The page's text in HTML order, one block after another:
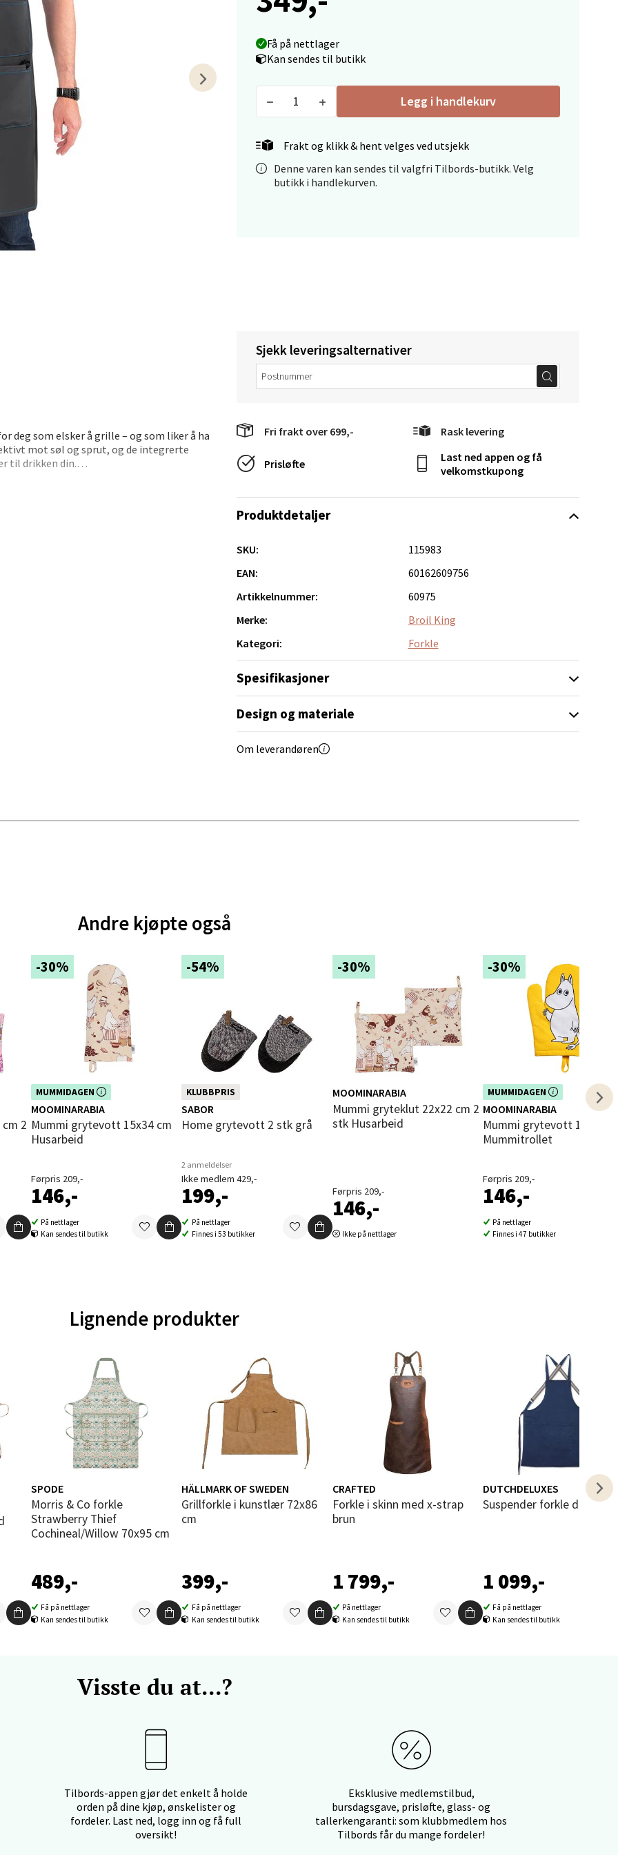
Få på nettlager
Kan sendes til butikk
Legg i handlekurv
Frakt og klikk & hent velges ved utsjekk
Denne varen kan sendes til valgfri Tilbords-butikk. Velg
butikk i handlekurven.
deg som elsker å grille – og som liker å ha
mot søl og sprut, og de integrerte
til drikken din.
og flaskeåpneren i metall er alltid klar
Sjekk leveringsalternativer
Fri frakt over 699,- Rask levering
Prisløfte
Last ned appen og få
velkomstkupong
Produktdetaljer
SKU:
115983
EAN:
60162609756
Artikkelnummer:
60975
Merke:
Broil King
Kategori:
Forkle
Spesifikasjoner
Design og materiale
Om leverandøren
Andre kjøpte også
i
-30%
MUMMIDAGEN
Dette produktet er inkludert i vår
kampanje. Benytt deg av rabatten i
dag!
MOOMINARABIA
Mummi grytevott 15x34 cm
Husarbeid
Førpris 209,-
146,-
På nettlager
Kan sendes til butikk
-54%
KLUBBPRIS
SABOR
Home grytevott 2 stk grå
2 anmeldelser
Ikke medlem 429,-
199,-
På nettlager
Finnes i 53 butikker
-30%
MOOMINARABIA
Mummi gryteklut 22x22 cm 2
stk Husarbeid
Førpris 209,-
146,-
Ikke på nettlager
-30%
MUMMIDAGEN
Dette produktet er inkludert i vår
kampanje. Benytt deg av rabatten i
dag!
MOOMINARABIA
Mummi grytevott 14x28 cm
Mummitrollet
Førpris 209,-
146,-
På nettlager
Finnes i 47 butikker
Lignende produkter
i
SPODE
Morris & Co forkle
Strawberry Thief
Cochineal/Willow 70x95 cm
489,-
Få på nettlager
Kan sendes til butikk
HÄLLMARK OF SWEDEN
Grillforkle i kunstlær 72x86
cm
399,-
Få på nettlager
Kan sendes til butikk
CRAFTED
Forkle i skinn med x-strap
brun
1 799,-
På nettlager
Kan sendes til butikk
DUTCHDELUXES
Suspender forkle dark blue
1 099,-
Få på nettlager
Kan sendes til butikk
Visste du at...?
Tilbords-appen gjør det enkelt å holde
orden på dine kjøp, ønskelister og
fordeler. Last ned, logg inn og få full
oversikt!
Eksklusive medlemstilbud,
bursdagsgave, prisløfte, glass- og
tallerkengaranti: som klubbmedlem hos
Tilbords får du mange fordeler!
Velg
- Markens
markensgate 25B, 4611 Kristiansand
10-17
- Linderud
vei 38, 0594 Oslo
10-19
Velg
og Sandnes - Thon Senter
Vel
Velg
- Thon Senter Moa
25, 6010 Ålesund
10-18
Velg
- Moldetorget
6413 Molde
10-18
- Thon Senter Malmporten
vei 52, 5147 Fyllingsdalen
10-18
Velg
- Aunasenteret
Sunndalsvegen 3, 7340 Oppdal
10-18
- Thon Senter Orkanger
Orkanger, Orkdalsveien 113, 7300 Orkanger
- Thon Senter Sandvika